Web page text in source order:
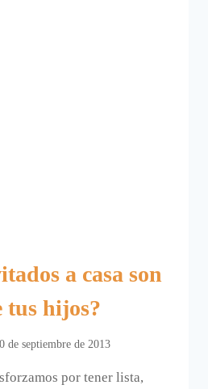
a casa son
tus hijos?
de septiembre de 2013
por tener lista,